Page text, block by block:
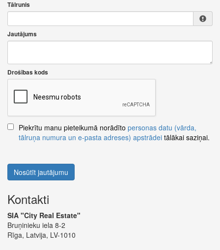
Tālrunis
Jautājums
Drošības kods
Piekrītu manu pieteikumā norādīto personas datu (vārda,
tālruņa numura un e-pasta adreses) apstrādei tālākai saziņai.
Nosūtīt jautājumu
Kontakti
SIA "City Real Estate"
Bruņinieku iela 8-2
Rīga, Latvija, LV-1010